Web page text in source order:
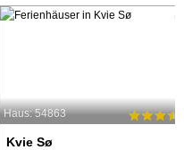
Haus: 54863
Kvie Sø